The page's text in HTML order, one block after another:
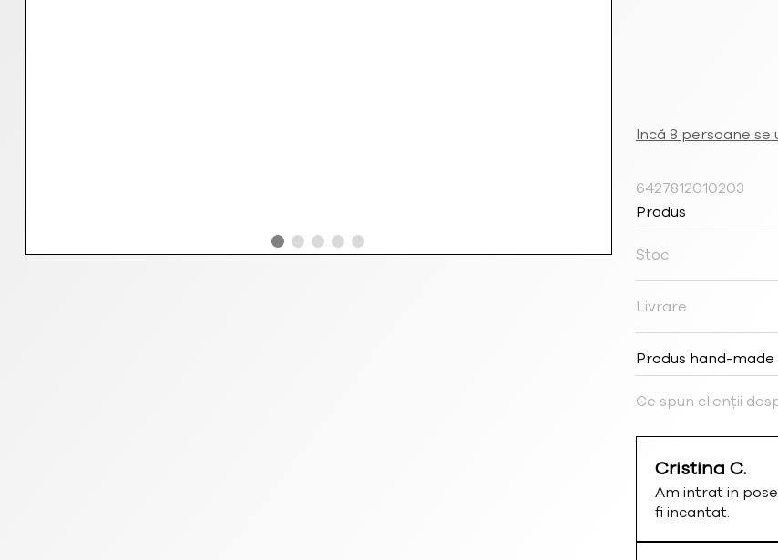
Incă 8 persoane
6427812010203
Produs
Stoc
Livrare
Produs hand-made
Ce spun clienții
Cristina C.
Am intrat in
fi incantat.